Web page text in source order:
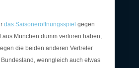
das Saisoneröffnungsspiel gegen
aus München dumm verloren haben,
die beiden anderen Vertreter
wenngleich auch etwas